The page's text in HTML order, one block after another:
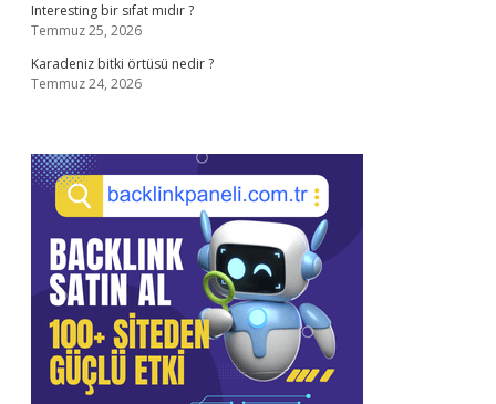
Interesting bir sıfat mıdır ?
Temmuz 25, 2026
Karadeniz bitki örtüsü nedir ?
Temmuz 24, 2026